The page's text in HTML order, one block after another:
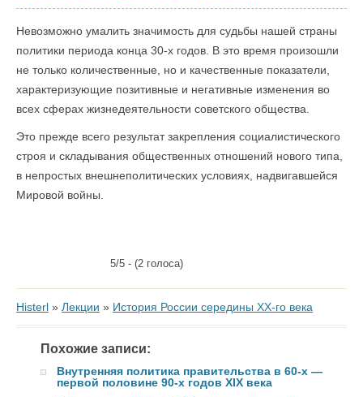
Невозможно умалить значимость для судьбы нашей страны
политики периода конца 30-х годов. В это время произошли
не только количественные, но и качественные показатели,
характеризующие позитивные и негативные изменения во
всех сферах жизнедеятельности советского общества.
Это прежде всего результат закрепления социалистического
строя и складывания общественных отношений нового типа,
в непростых внешнеполитических условиях, надвигавшейся
Мировой войны.
5/5 - (2 голоса)
Histerl » Лекции » История России середины XX-го века
Похожие записи:
Внутренняя политика правительства в 60-х —
первой половине 90-х годов XIX века